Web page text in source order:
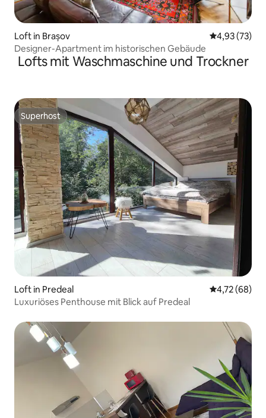
Loft in Brașov
4,93 (73)
Designer-Apartment im historischen Gebäude
Lofts mit Waschmaschine und Trockner
Superhost
Superhost
Loft in Predeal
4,72 (68)
Luxuriöses Penthouse mit Blick auf Predeal